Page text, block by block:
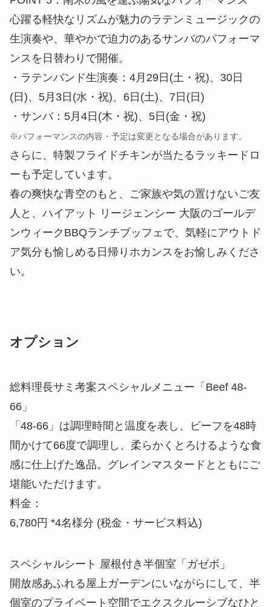
(日)、5月3日(水・祝)、6日(土)、7日(日)
・サンバ：5月4日(木・祝)、5日(金・祝)
※パフォーマンスの内容・予定は変更となる場合があります。
さらに、特製フライドチキンが当たるラッキードロ
ーも予定しています。
春の爽快な青空のもと、ご家族や気の置けないご友
ンウィークBBQランチブッフェで、気軽にアウトド
ア気分も愉しめる日帰りホカンスをお愉しみくださ
い。
オプション
「48-66」は調理時間と温度を表し、ビーフを48時
感に仕上げた逸品。グレインマスタードとともにご
料金：
6,780円 *4名様分 (税金・サービス料込)
スペシャルシート 屋根付き半個室「ガゼボ」
開放感あふれる屋上ガーデンにいながらにして、半
個室のプライベート空間でエクスクルーシブなひと
意も。
料金：
1区画（2名～4名様用） 6,215円（税金・サービス